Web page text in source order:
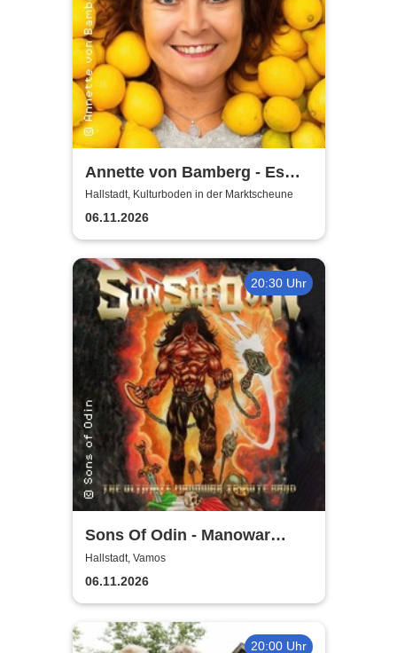
Annette von Bamberg - Es
gibt ein Leben über 50, 60...
jedenfalls für Frauen!
Hallstadt, Kulturboden in der Marktscheune
06.11.2026
20:30 Uhr
Sons Of Odin - Manowar
Tribute
Hallstadt, Vamos
06.11.2026
20:00 Uhr